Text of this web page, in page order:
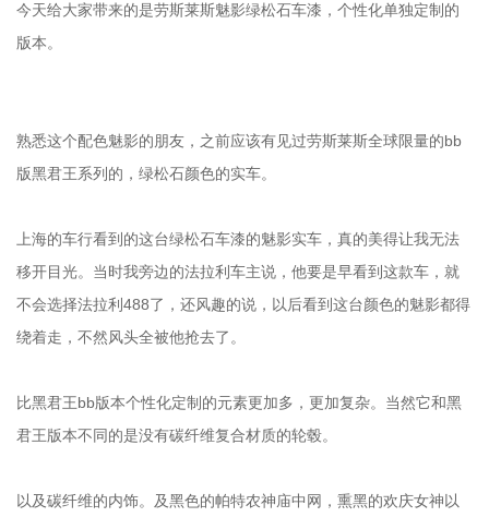
今天给大家带来的是劳斯莱斯魅影绿松石车漆，个性化单独定制的
版本。
熟悉这个配色魅影的朋友，之前应该有见过劳斯莱斯全球限量的bb
版黑君王系列的，绿松石颜色的实车。
上海的车行看到的这台绿松石车漆的魅影实车，真的美得让我无法
移开目光。当时我旁边的法拉利车主说，他要是早看到这款车，就
不会选择法拉利488了，还风趣的说，以后看到这台颜色的魅影都得
绕着走，不然风头全被他抢去了。
比黑君王bb版本个性化定制的元素更加多，更加复杂。当然它和黑
君王版本不同的是没有碳纤维复合材质的轮毂。
以及碳纤维的内饰。及黑色的帕特农神庙中网，熏黑的欢庆女神以